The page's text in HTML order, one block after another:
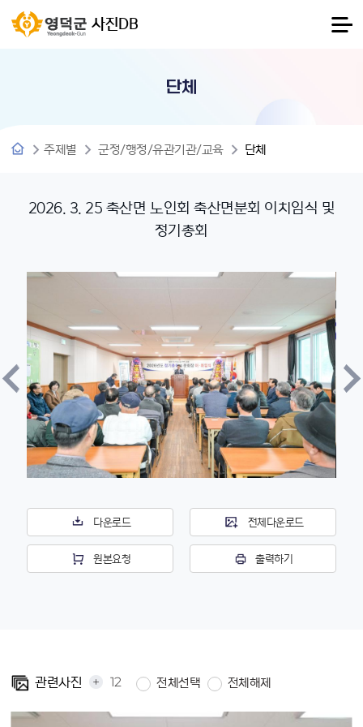
사진DB
단체
주제별 군정/행정/유관기관/교육 단체
2026. 3. 25 축산면 노인회 축산면분회 이치임식 및
정기총회
다운로드 전체다운로드
원본요청 출력하기
관련사진 + 12 전체선택 전체해제